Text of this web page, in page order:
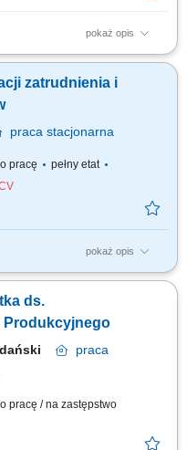
pokaż opis
zakupowych oraz
Kontrola realizacji
Przygotowywanie
zatrudnienia i
praca stacjonarna
pracę
pełny etat
pokaż opis
procesów
państw trzecich;
związanych z uzyskaniem:
wykonywania pracy;
ds.
Produkcyjnego
praca
pracę / na zastępstwo